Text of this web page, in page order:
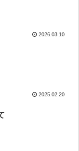
2026.03.10
2025.02.20